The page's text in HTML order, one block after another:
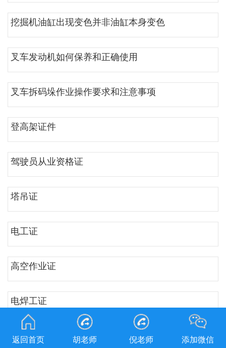
挖掘机油缸出现变色并非油缸本身变色
叉车发动机如何保养和正确使用
叉车拆码垛作业操作要求和注意事项
登高架证件
驾驶员从业资格证
塔吊证
电工证
高空作业证
电焊工证
质检叉车证
返回首页 胡老师 倪老师 添加微信